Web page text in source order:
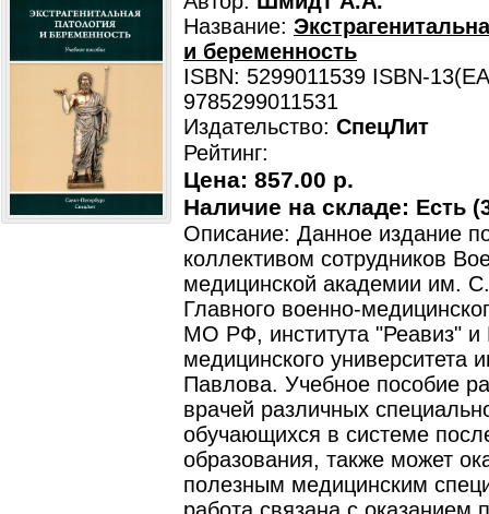
Название:
и беременность
ISBN: 5299011539 ISBN-
9785299011531
Издательство: СпецЛит
Рейтинг:
Цена: 857.00 р.
Наличие на складе: Есть
Описание: Данное издание
коллективом сотрудников
медицинской академии им.
Главного военно-
МО РФ, института "Реавиз" и
медицинского университета
Павлова. Учебное пособие
врачей различных
обучающихся в системе
образования, также может
полезным медицинским